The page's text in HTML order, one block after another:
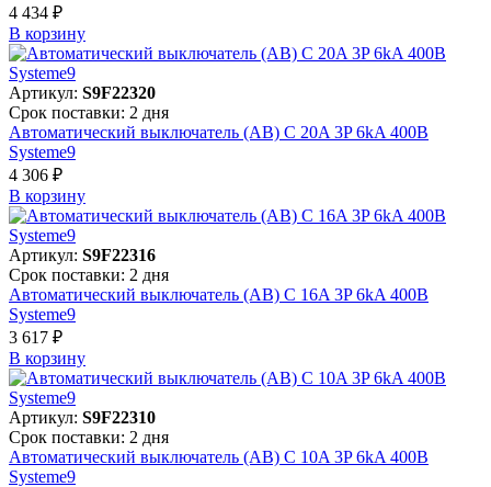
4 434 ₽
В корзинy
Артикул: S9F22320
Срок поставки: 2 дня
Автоматический выключатель (АВ) C 20A 3P 6kA 400В
Systeme9
4 306 ₽
В корзинy
Артикул: S9F22316
Срок поставки: 2 дня
Автоматический выключатель (АВ) C 16A 3P 6kA 400В
Systeme9
3 617 ₽
В корзинy
Артикул: S9F22310
Срок поставки: 2 дня
Автоматический выключатель (АВ) C 10A 3P 6kA 400В
Systeme9